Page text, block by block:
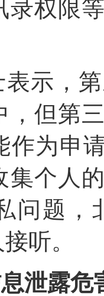
录权限
表示，
，但第
作为申
集个人
问题，
听。
泄露危